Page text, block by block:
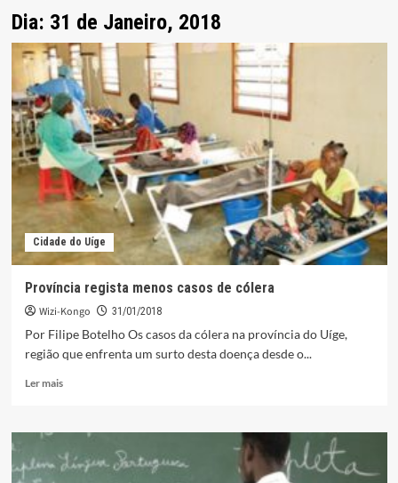
Dia: 31 de Janeiro, 2018
Cidade do Uíge
Província regista menos casos de cólera
Wizi-Kongo 31/01/2018
Por Filipe Botelho Os casos da cólera na província do Uíge,
região que enfrenta um surto desta doença desde o...
Ler maisLeia
Província
menos